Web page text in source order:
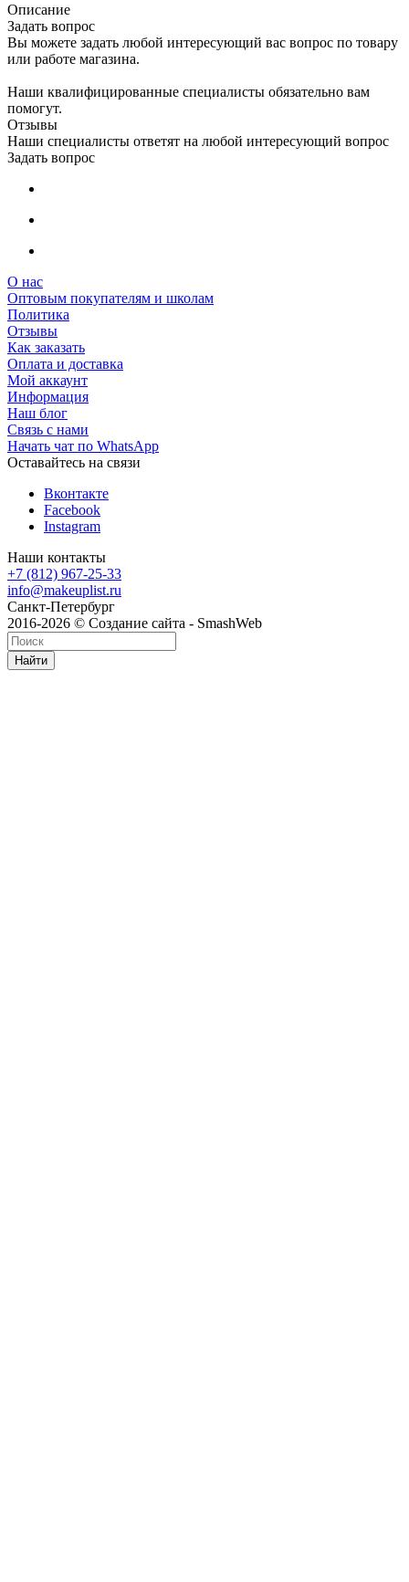
Описание
Задать вопрос
Вы можете задать любой интересующий вас вопрос по товару
или работе магазина.
Наши квалифицированные специалисты обязательно вам
помогут.
Отзывы
Наши специалисты ответят на любой интересующий вопрос
Задать вопрос
О нас
Оптовым покупателям и школам
Политика
Отзывы
Как заказать
Оплата и доставка
Мой аккаунт
Информация
Наш блог
Связь с нами
Начать чат по WhatsApp
Оставайтесь на связи
Вконтакте
Facebook
Instagram
Наши контакты
+7 (812) 967-25-33
info@makeuplist.ru
Санкт-Петербург
2016-2026 © Создание сайта - SmashWeb
Найти